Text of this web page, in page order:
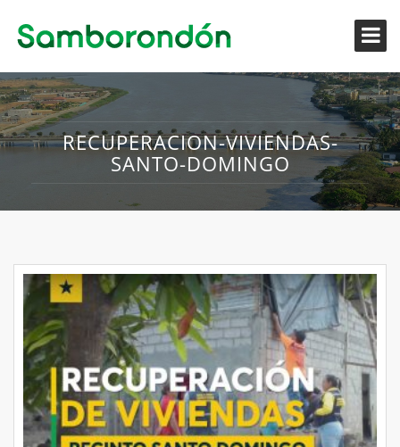
RECUPERACION-VIVIENDAS-
SANTO-DOMINGO